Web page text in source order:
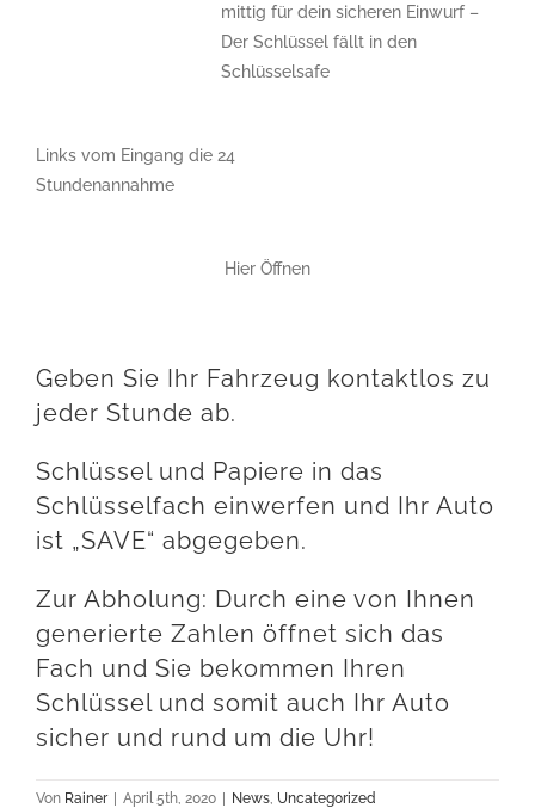
mittig für dein sicheren Einwurf –
Der Schlüssel fällt in den
Schlüsselsafe
Links vom Eingang die 24
Stundenannahme
Hier Öffnen
Geben Sie Ihr Fahrzeug kontaktlos zu
jeder Stunde ab.
Schlüssel und Papiere in das
Schlüsselfach einwerfen und Ihr Auto
ist „SAVE“ abgegeben.
Zur Abholung: Durch eine von Ihnen
generierte Zahlen öffnet sich das
Fach und Sie bekommen Ihren
Schlüssel und somit auch Ihr Auto
sicher und rund um die Uhr!
Von Rainer | April 5th, 2020 | News Uncategorized